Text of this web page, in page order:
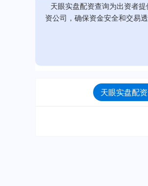
天眼实盘配资查询为出资者
资公司，确保资金安全和交易
天眼实盘配